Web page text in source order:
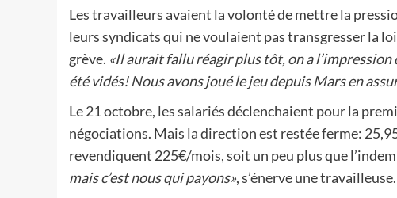
Les travailleurs avaient la volonté de mettre la
leurs syndicats qui ne voulaient pas transgresser la
grève. «Il aurait fallu réagir plus tôt, on a
été vidés! Nous avons joué le jeu depuis Mars en
Le 21 octobre, les salariés déclenchaient pour la
négociations. Mais la direction est restée ferme:
revendiquent 225€/mois, soit un peu plus que
mais c’est nous qui payons», s’énerve une travailleuse.